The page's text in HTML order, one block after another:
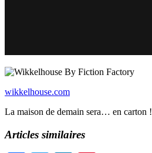
wikkelhouse.com
La maison de demain sera… en carton !
Articles similaires